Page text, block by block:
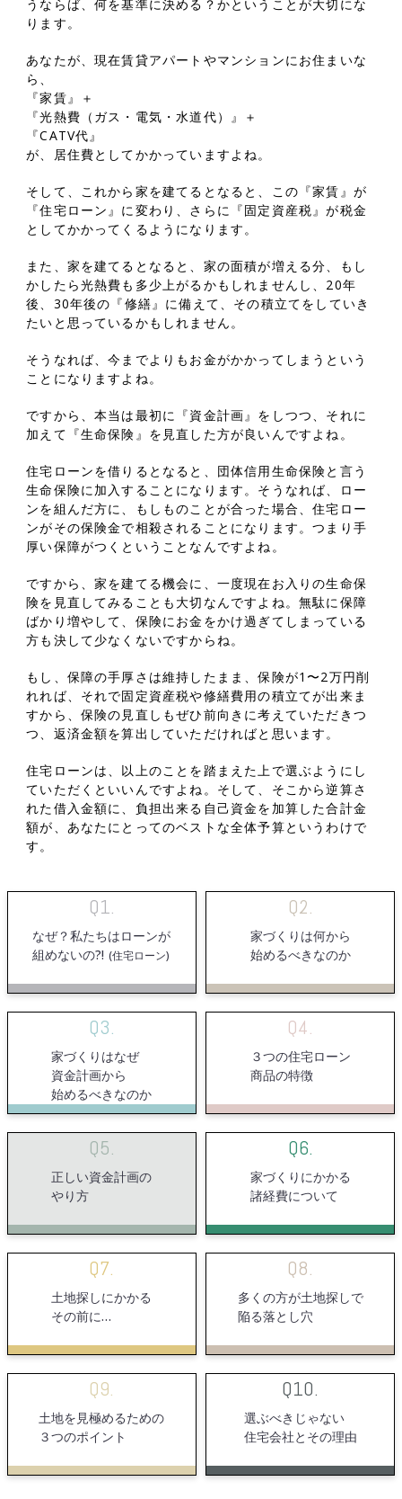
うならば、何を基準に決める？かということが大切にな
ります。
あなたが、現在賃貸アパートやマンションにお住まいな
ら、
『家賃』＋
『光熱費（ガス・電気・水道代）』＋
『CATV代』
が、居住費としてかかっていますよね。
そして、これから家を建てるとなると、この『家賃』が
『住宅ローン』に変わり、さらに『固定資産税』が税金
としてかかってくるようになります。
また、家を建てるとなると、家の面積が増える分、もし
かしたら光熱費も多少上がるかもしれませんし、20年
後、30年後の『修繕』に備えて、その積立てをしていき
たいと思っているかもしれません。
そうなれば、今までよりもお金がかかってしまうという
ことになりますよね。
ですから、本当は最初に『資金計画』をしつつ、それに
加えて『生命保険』を見直した方が良いんですよね。
住宅ローンを借りるとなると、団体信用生命保険と言う
生命保険に加入することになります。そうなれば、ロー
ンを組んだ方に、もしものことが合った場合、住宅ロー
ンがその保険金で相殺されることになります。つまり手
厚い保障がつくということなんですよね。
ですから、家を建てる機会に、一度現在お入りの生命保
険を見直してみることも大切なんですよね。無駄に保障
ばかり増やして、保険にお金をかけ過ぎてしまっている
方も決して少なくないですからね。
もし、保障の手厚さは維持したまま、保険が1〜2万円削
れれば、それで固定資産税や修繕費用の積立てが出来ま
すから、保険の見直しもぜひ前向きに考えていただきつ
つ、返済金額を算出していただければと思います。
住宅ローンは、以上のことを踏まえた上で選ぶようにし
ていただくといいんですよね。そして、そこから逆算さ
れた借入金額に、負担出来る自己資金を加算した合計金
額が、あなたにとってのベストな全体予算というわけで
す。
Q1.
なぜ？私たちはローンが
組めないの?! (住宅ローン)
Q2.
家づくりは何から
始めるべきなのか
Q3.
家づくりはなぜ
資金計画から
始めるべきなのか
Q4.
３つの住宅ローン
商品の特徴
Q5.
正しい資金計画の
やり方
Q6.
家づくりにかかる
諸経費について
Q7.
土地探しにかかる
その前に…
Q8.
多くの方が土地探しで
陥る落とし穴
Q9.
土地を見極めるための
３つのポイント
Q10.
選ぶべきじゃない
住宅会社とその理由